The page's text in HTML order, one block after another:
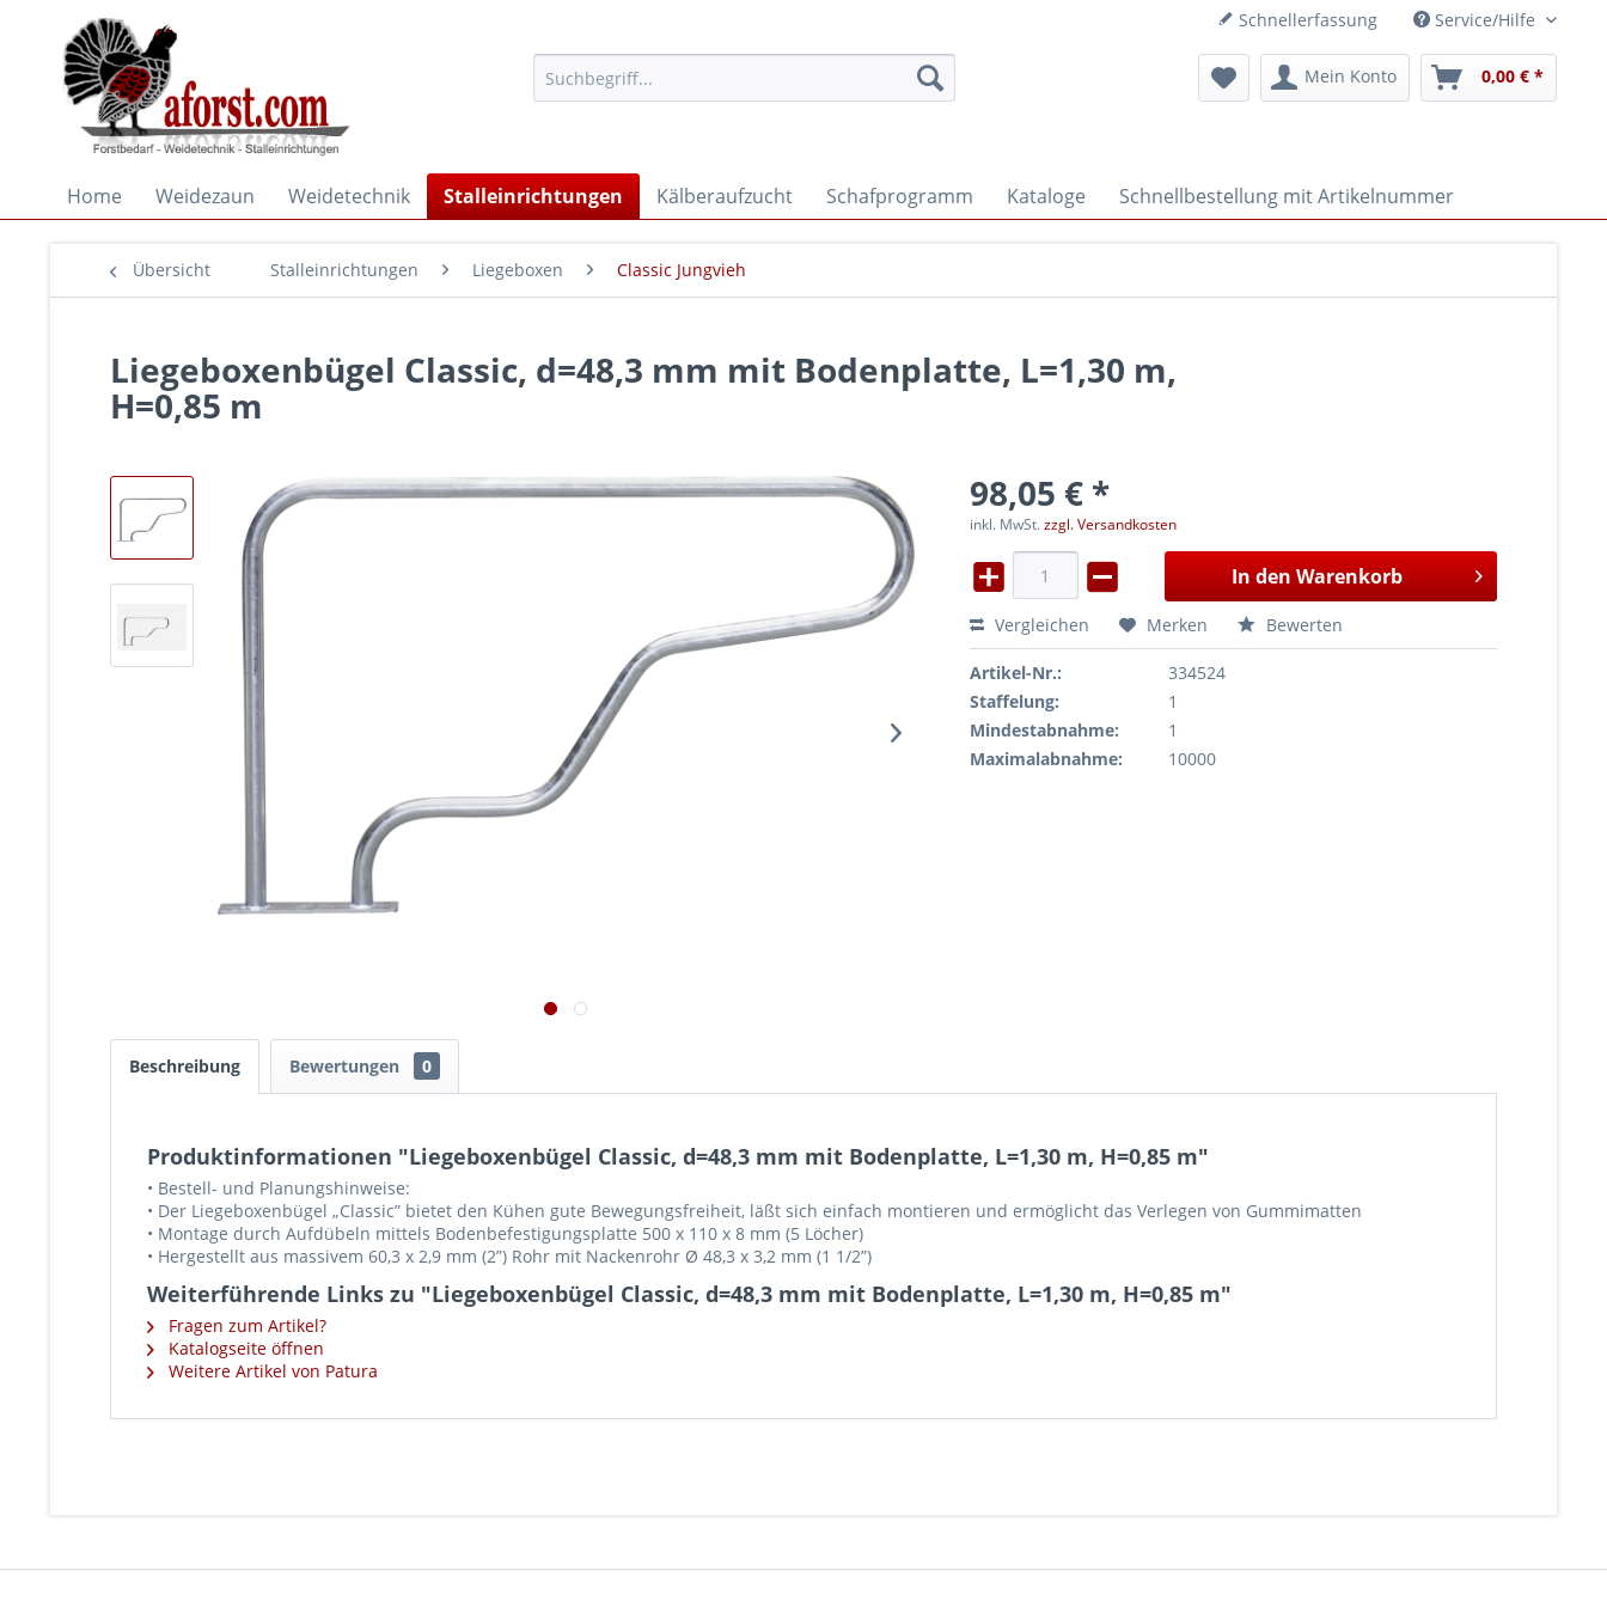
Schnellerfassung Service/Hilfe
Mein Konto 0,00 € *
Home Weidezaun Weidetechnik Stalleinrichtungen Kälberaufzucht Schafprogramm Kataloge Schnellbestellung mit Artikelnummer
Übersicht Stalleinrichtungen Liegeboxen Classic Jungvieh
Liegeboxenbügel Classic, d=48,3 mm mit Bodenplatte, L=1,30 m,
H=0,85 m
98,05 € *
inkl. MwSt.zzgl. Versandkosten
In den Warenkorb
Vergleichen Merken Bewerten
Artikel-Nr.:
334524
Staffelung:
1
Mindestabnahme:
1
Maximalabnahme:
10000
Beschreibung Bewertungen 0
Produktinformationen "Liegeboxenbügel Classic, d=48,3 mm mit Bodenplatte, L=1,30 m, H=0,85 m"
• Bestell- und Planungshinweise:
• Der Liegeboxenbügel „Classic” bietet den Kühen gute Bewegungsfreiheit, läßt sich einfach montieren und ermöglicht das Verlegen von Gummimatten
• Montage durch Aufdübeln mittels Bodenbefestigungsplatte 500 x 110 x 8 mm (5 Löcher)
• Hergestellt aus massivem 60,3 x 2,9 mm (2”) Rohr mit Nackenrohr Ø 48,3 x 3,2 mm (1 1/2”)
Weiterführende Links zu "Liegeboxenbügel Classic, d=48,3 mm mit Bodenplatte, L=1,30 m, H=0,85 m"
Fragen zum Artikel?
Katalogseite öffnen
Weitere Artikel von Patura